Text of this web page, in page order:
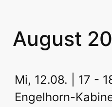
August
Mi, 12.08. | 17 -
Engelhorn-